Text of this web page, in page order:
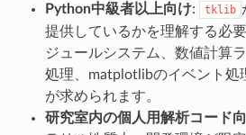
Python中級者以上向け: tklib
提供しているかを理解する必
ジュールシステム、数値計算
処理、matplotlibのイベント処
が求められます。
研究室内の個人用解析コード